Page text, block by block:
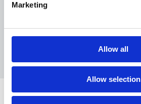
Marketing
Allow all
Allow selection